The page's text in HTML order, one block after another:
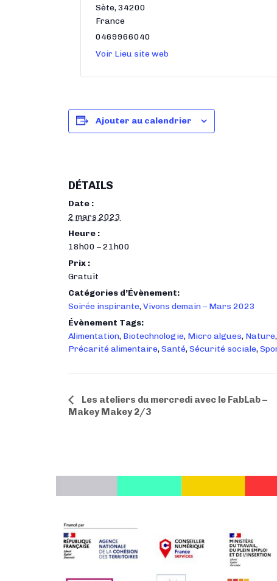
DÉTAILS
Date :
2 mars 2023
Heure :
18h00 – 21h00
Prix :
Gratuit
Catégories d’Évènement:
Soirée inspirante,Vivons demain – Mars 2023
Évènement Tags:
Alimentation, Biotechnologie, Micro algues, Nature,
Précarité alimentaire,Santé,Sécurité sociale,
Sète,34200
France
0469966040
Voir Lieu site web
Ajouter au calendrier
N
a
a
o
n
É
Les ateliers du mercredi avec le FabLab –
Makey Makey 2/3